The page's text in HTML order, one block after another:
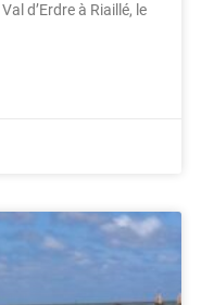
d’Erdre à Riaillé, le